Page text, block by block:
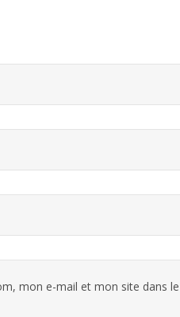
mon e-mail et mon site dans